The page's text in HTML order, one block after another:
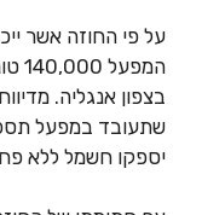
בצפון אנגליה.
יספקו חשמל ללא פחות מ-